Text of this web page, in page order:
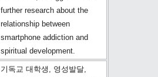
further research about the
relationship between
smartphone addiction and
spiritual development.
기독교 대학생, 영성발달,